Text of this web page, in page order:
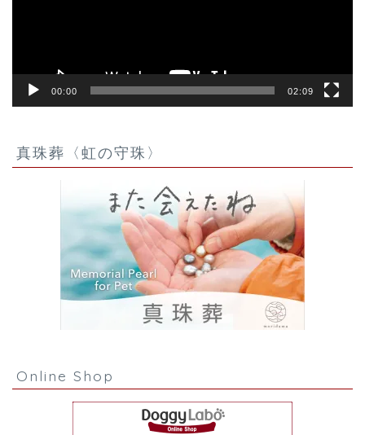
00:00 02:09
真珠葬〈虹の守珠〉
Online Shop